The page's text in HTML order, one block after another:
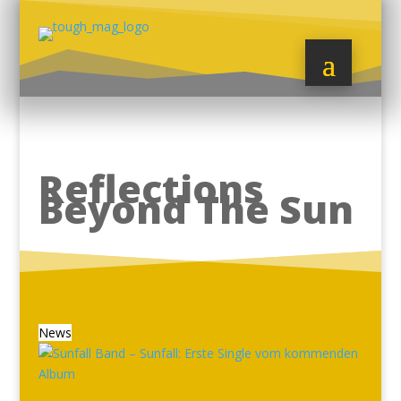
Reflections
Beyond The Sun
News